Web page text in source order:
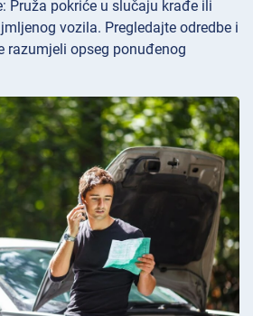
Pruža pokriće u slučaju krađe ili
vozila. Pregledajte odredbe i
razumjeli opseg ponuđenog